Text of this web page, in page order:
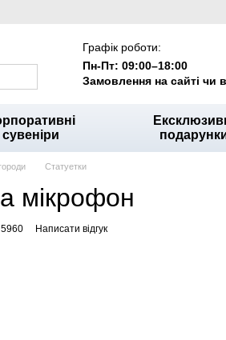
Графік роботи:
Пн-Пт: 09:00–18:00
Замовлення на сайті чи
сувеніри
Статуетки
мікрофон
Написати відгук